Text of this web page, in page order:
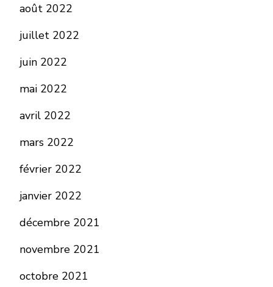
août 2022
juillet 2022
juin 2022
mai 2022
avril 2022
mars 2022
février 2022
janvier 2022
décembre 2021
novembre 2021
octobre 2021